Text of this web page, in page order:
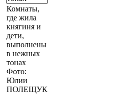
Комнаты,
где жила
княгиня и
дети,
выполнены
в нежных
тонах
Фото:
Юлии
ПОЛЕЩУК